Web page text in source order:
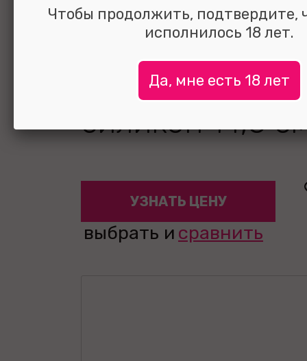
Страпон с
10 режимов
силикон 14,5
УЗНАТЬ ЦЕНУ
выбрать и сравнить
Чтобы продолжить, подтвердите,
исполнилось 18 лет.
Да, мне есть 18 лет